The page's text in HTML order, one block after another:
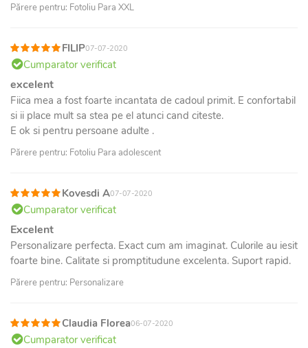
Părere pentru: Fotoliu Para XXL
FILIP07-07-2020
Cumparator verificat
excelent
Fiica mea a fost foarte incantata de cadoul primit. E confortabil
si ii place mult sa stea pe el atunci cand citeste.
E ok si pentru persoane adulte .
Părere pentru: Fotoliu Para adolescent
Kovesdi A07-07-2020
Cumparator verificat
Excelent
Personalizare perfecta. Exact cum am imaginat. Culorile au iesit
foarte bine. Calitate si promptitudune excelenta. Suport rapid.
Părere pentru: Personalizare
Claudia Florea06-07-2020
Cumparator verificat